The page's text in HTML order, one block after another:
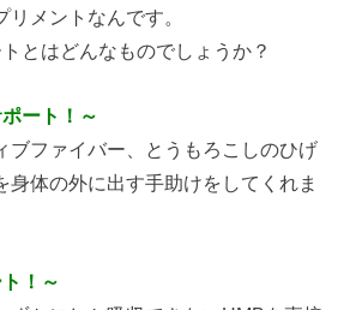
リメントなんです。
とはどんなものでしょうか？
ート！～
ブファイバー、とうもろこしのひげ
身体の外に出す手助けをしてくれま
！～